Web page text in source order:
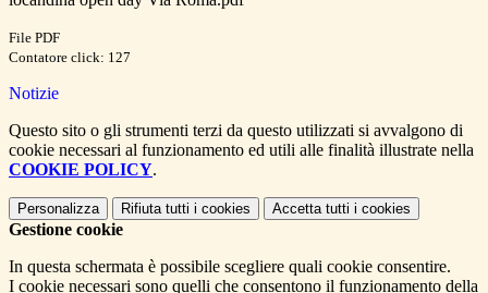
File PDF
Contatore click: 127
Notizie
Questo sito o gli strumenti terzi da questo utilizzati si avvalgono di
cookie necessari al funzionamento ed utili alle finalità illustrate nella
COOKIE POLICY.
Personalizza Rifiuta tutti i cookies Accetta tutti i cookies
Gestione cookie
In questa schermata è possibile scegliere quali cookie consentire.
I cookie necessari sono quelli che consentono il funzionamento della